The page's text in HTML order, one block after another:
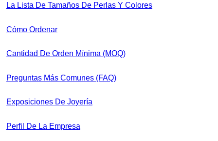
La Lista De Tamaños De Perlas Y Colores
Cómo Ordenar
Cantidad De Orden Mínima (MOQ)
Preguntas Más Comunes (FAQ)
Exposiciones De Joyería
Perfil De La Empresa